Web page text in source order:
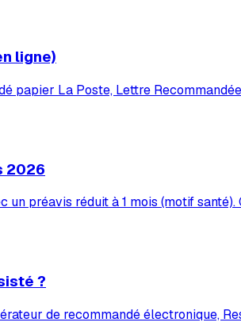
ligne)
papier La Poste, Lettre
2026
préavis réduit à 1 mois (motif
?
de recommandé électronique,